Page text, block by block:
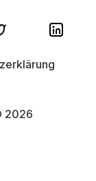
2026